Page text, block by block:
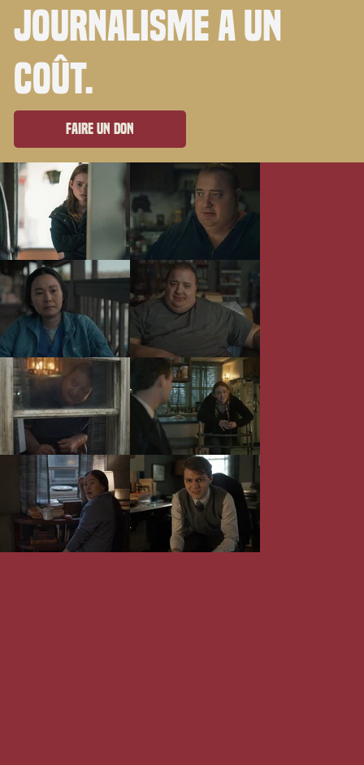
journalisme a un
coût.
Faire un don